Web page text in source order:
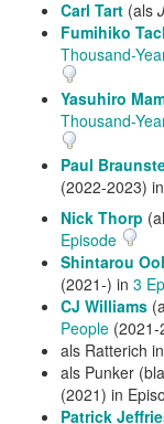
Carl Tart (als
Fumihiko
Thousand-
Yasuhiro
Thousand-
Paul
(2022-2023) in
Nick Thorp
Episode
Shintarou
(2021-) in 3
CJ Williams
People
als Ratterich in
als Punker
(2021) in
Patrick